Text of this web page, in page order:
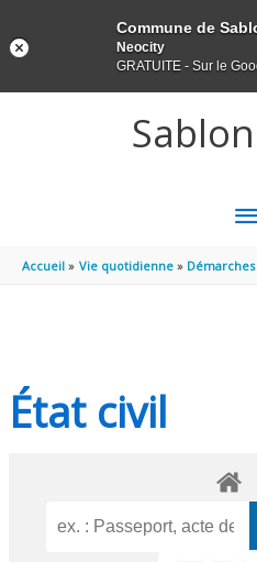
Accueil Vie quotidienne Démarches
État civil
Commune de
Neocity
GRATUITE - Sur le